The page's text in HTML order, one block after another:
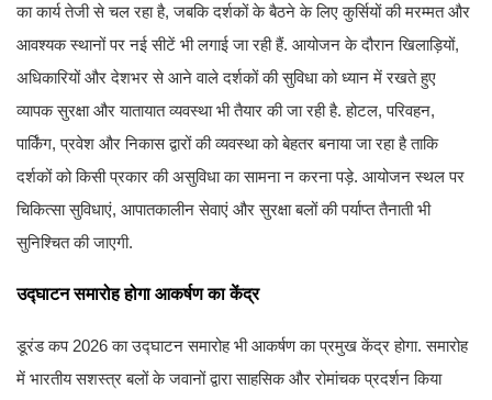
का कार्य तेजी से चल रहा है, जबकि दर्शकों के बैठने के लिए कुर्सियों की मरम्मत और
आवश्यक स्थानों पर नई सीटें भी लगाई जा रही हैं. आयोजन के दौरान खिलाड़ियों,
अधिकारियों और देशभर से आने वाले दर्शकों की सुविधा को ध्यान में रखते हुए
व्यापक सुरक्षा और यातायात व्यवस्था भी तैयार की जा रही है. होटल, परिवहन,
पार्किंग, प्रवेश और निकास द्वारों की व्यवस्था को बेहतर बनाया जा रहा है ताकि
दर्शकों को किसी प्रकार की असुविधा का सामना न करना पड़े. आयोजन स्थल पर
चिकित्सा सुविधाएं, आपातकालीन सेवाएं और सुरक्षा बलों की पर्याप्त तैनाती भी
सुनिश्चित की जाएगी.
उद्घाटन समारोह होगा आकर्षण का केंद्र
डूरंड कप 2026 का उद्घाटन समारोह भी आकर्षण का प्रमुख केंद्र होगा. समारोह
में भारतीय सशस्त्र बलों के जवानों द्वारा साहसिक और रोमांचक प्रदर्शन किया